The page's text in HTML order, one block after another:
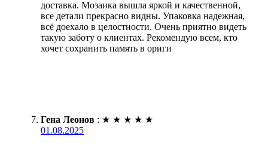
доставка. Мозаика вышла яркой и качественной,
все детали прекрасно видны. Упаковка надежная,
всё доехало в целостности. Очень приятно видеть
такую заботу о клиентах. Рекомендую всем, кто
хочет сохранить память в ориги
Гена Леонов : ★ ★ ★ ★ ★
01.08.2025